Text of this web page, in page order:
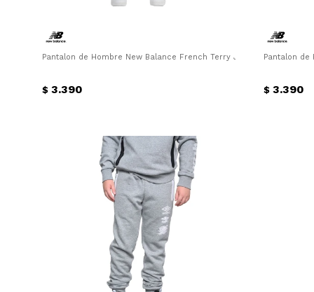
Pantalon de Hombre New Balance French Terry Jogger New
$ 3.390
Pantalon de
$ 3.390